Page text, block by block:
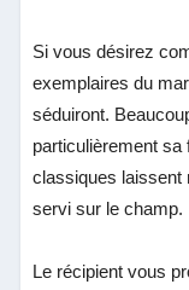
Si vous désirez
exemplaires du
séduiront.
particulièrement sa
classiques laissent
servi sur le champ.
Le récipient vous